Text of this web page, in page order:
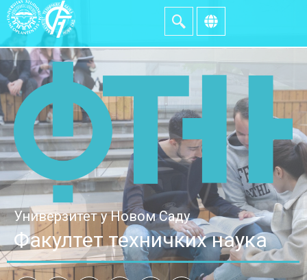
Универзитет у Новом Саду
Факултет техничких наука